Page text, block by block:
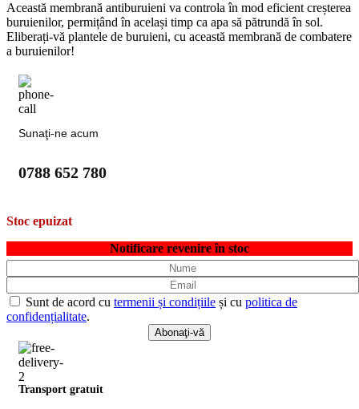
Această membrană antiburuieni va controla în mod eficient creșterea
buruienilor, permițând în același timp ca apa să pătrundă în sol.
Eliberați-vă plantele de buruieni, cu această membrană de combatere
a buruienilor!
Sunaţi-ne acum
0788 652 780
Stoc epuizat
Notificare revenire în stoc
Sunt de acord cu termenii și condițiile și cu politica de
confidențialitate.
Transport gratuit